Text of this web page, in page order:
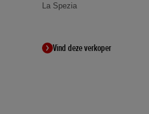
La Spezia
Vind deze verkoper